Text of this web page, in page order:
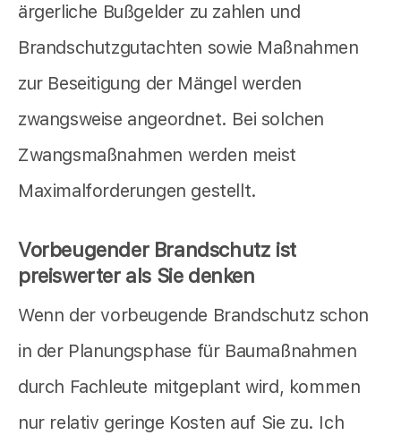
ärgerliche Bußgelder zu zahlen und
Brandschutzgutachten sowie Maßnahmen
zur Beseitigung der Mängel werden
zwangsweise angeordnet. Bei solchen
Zwangsmaßnahmen werden meist
Maximalforderungen gestellt.
Vorbeugender Brandschutz ist
preiswerter als Sie denken
Wenn der vorbeugende Brandschutz schon
in der Planungsphase für Baumaßnahmen
durch Fachleute mitgeplant wird, kommen
nur relativ geringe Kosten auf Sie zu. Ich